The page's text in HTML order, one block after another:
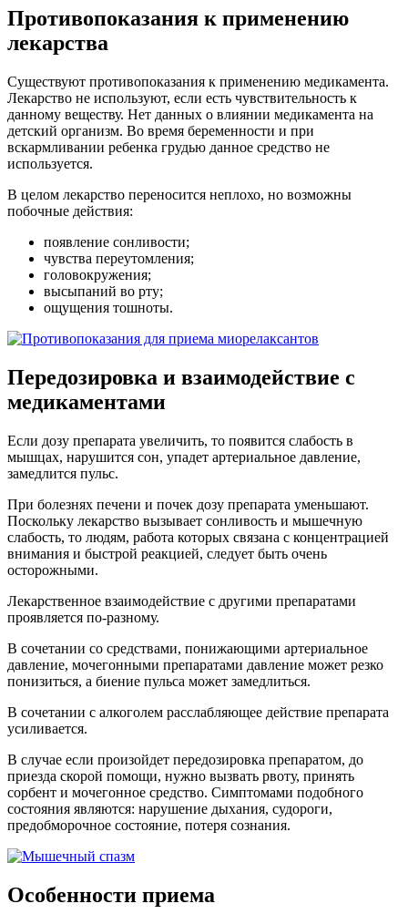
Противопоказания к применению
лекарства
Существуют противопоказания к применению медикамента.
Лекарство не используют, если есть чувствительность к
данному веществу. Нет данных о влиянии медикамента на
детский организм. Во время беременности и при
вскармливании ребенка грудью данное средство не
используется.
В целом лекарство переносится неплохо, но возможны
побочные действия:
появление сонливости;
чувства переутомления;
головокружения;
высыпаний во рту;
ощущения тошноты.
Передозировка и взаимодействие с
медикаментами
Если дозу препарата увеличить, то появится слабость в
мышцах, нарушится сон, упадет артериальное давление,
замедлится пульс.
При болезнях печени и почек дозу препарата уменьшают.
Поскольку лекарство вызывает сонливость и мышечную
слабость, то людям, работа которых связана с концентрацией
внимания и быстрой реакцией, следует быть очень
осторожными.
Лекарственное взаимодействие с другими препаратами
проявляется по-разному.
В сочетании со средствами, понижающими артериальное
давление, мочегонными препаратами давление может резко
понизиться, а биение пульса может замедлиться.
В сочетании с алкоголем расслабляющее действие препарата
усиливается.
В случае если произойдет передозировка препаратом, до
приезда скорой помощи, нужно вызвать рвоту, принять
сорбент и мочегонное средство. Симптомами подобного
состояния являются: нарушение дыхания, судороги,
предобморочное состояние, потеря сознания.
Особенности приема